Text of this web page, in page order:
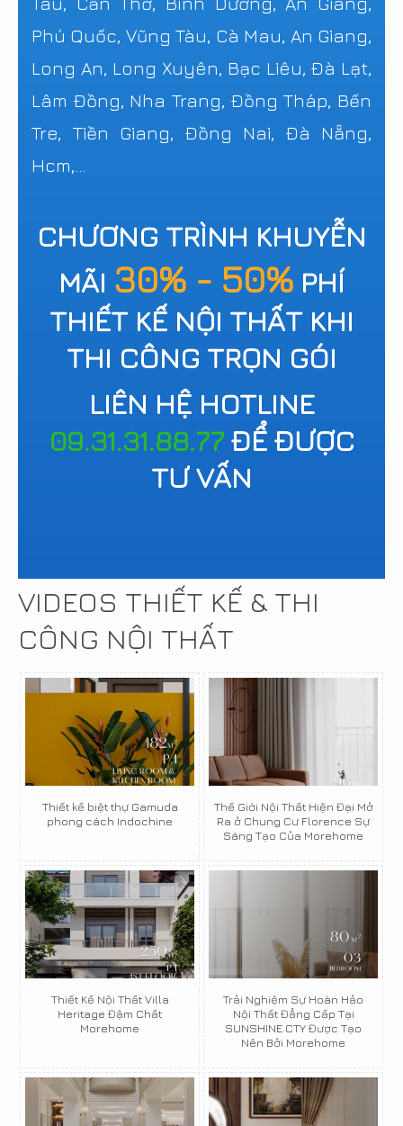
Phú Quốc, Vũng Tàu, Cà Mau, An Giang,
Long An, Long Xuyên, Bạc Liêu, Đà Lạt,
Lâm Đồng, Nha Trang, Đồng Tháp, Bến
Tre, Tiền Giang, Đồng Nai, Đà Nẵng,
Hcm,...
CHƯƠNG TRÌNH KHUYỄN
MÃI 30% - 50% PHÍ
THIẾT KẾ NỘI THẤT KHI
THI CÔNG TRỌN GÓI
LIÊN HỆ HOTLINE
09.31.31.88.77ĐỂ ĐƯỢC
TƯ VẤN
VIDEOS THIẾT KẾ & THI
CÔNG NỘI THẤT
Thiết kế biệt thự Gamuda
phong cách Indochine
Thế Giới Nội Thất Hiện Đại Mở
Ra ở Chung Cư Florence Sự
Sáng Tạo Của Morehome
Thiết Kế Nội Thất Villa
Heritage Đậm Chất
Morehome
Trải Nghiệm Sự Hoàn Hảo
Nội Thất Đẳng Cấp Tại
SUNSHINE CTY Được Tạo
Nên Bởi Morehome